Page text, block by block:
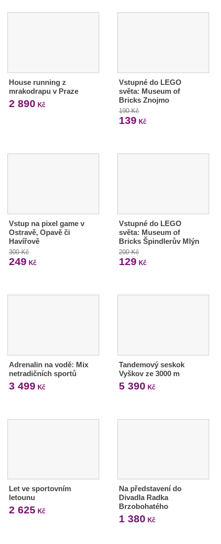
House running z
mrakodrapu v Praze
2 890 Kč
Vstupné do LEGO
světa: Museum of
Bricks Znojmo
190 Kč
139 Kč
Vstup na pixel game v
Ostravě, Opavě či
Havířově
300 Kč
249 Kč
Vstupné do LEGO
světa: Museum of
Bricks Špindlerův Mlýn
200 Kč
129 Kč
Adrenalin na vodě: Mix
netradičních sportů
3 499 Kč
Tandemový seskok
Vyškov ze 3000 m
5 390 Kč
Let ve sportovním
letounu
2 625 Kč
Na představení do
Divadla Radka
Brzobohatého
1 380 Kč